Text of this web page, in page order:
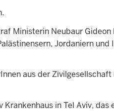
Ministerin Neubaur
Jordaniern
aus der
in Tel Aviv,